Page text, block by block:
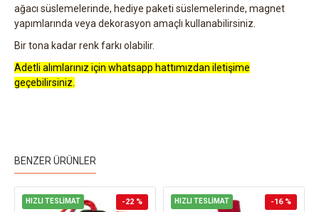
ağacı süslemelerinde, hediye paketi süslemelerinde, magnet
yapımlarında veya dekorasyon amaçlı kullanabilirsiniz.
Bir tona kadar renk farkı olabilir.
Adetli alımlarınız için whatsapp hattımızdan iletişime
geçebilirsiniz.
BENZER ÜRÜNLER
HIZLI TESLİMAT -22 % HIZLI TESLİMAT -16 %